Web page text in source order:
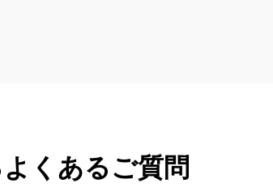
くあるご質問